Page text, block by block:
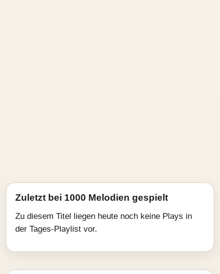
Zuletzt bei 1000 Melodien gespielt
Zu diesem Titel liegen heute noch keine Plays in
der Tages-Playlist vor.